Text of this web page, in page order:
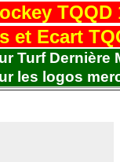
TQQD
et Ecart
Turf Dernière
les logos